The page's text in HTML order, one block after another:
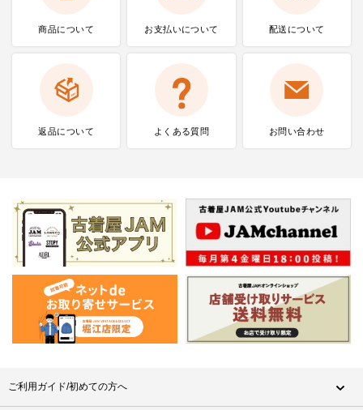
商品について お支払いについて 配送について
返品について よくある質問 お問い合わせ
ご利用ガイド/初めての方へ